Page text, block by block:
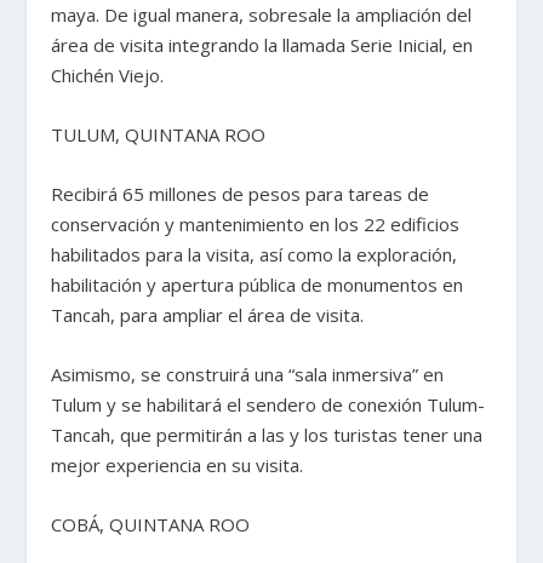
maya. De igual manera, sobresale la ampliación del
área de visita integrando la llamada Serie Inicial, en
Chichén Viejo.
TULUM, QUINTANA ROO
Recibirá 65 millones de pesos para tareas de
conservación y mantenimiento en los 22 edificios
habilitados para la visita, así como la exploración,
habilitación y apertura pública de monumentos en
Tancah, para ampliar el área de visita.
Asimismo, se construirá una “sala inmersiva” en
Tulum y se habilitará el sendero de conexión Tulum-
Tancah, que permitirán a las y los turistas tener una
mejor experiencia en su visita.
COBÁ, QUINTANA ROO